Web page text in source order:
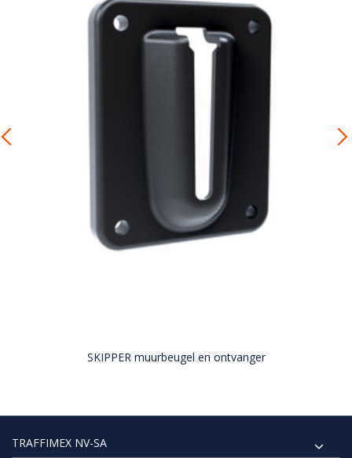
SKIPPER muurbeugel en ontvanger
TRAFFIMEX NV-SA